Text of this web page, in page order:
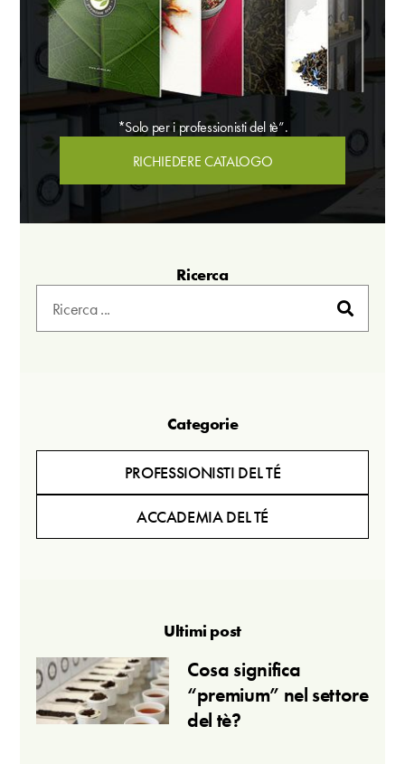
*Solo per i professionisti del tè”.
RICHIEDERE CATALOGO
Ricerca
Categorie
PROFESSIONISTI DEL TÉ
ACCADEMIA DEL TÉ
Ultimi post
Cosa significa
“premium” nel settore
del tè?